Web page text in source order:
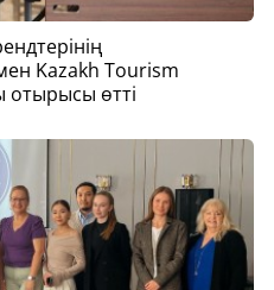
Kazakh Tourism
отырысы өтті